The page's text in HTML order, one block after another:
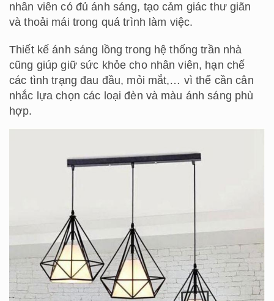
nhân viên có đủ ánh sáng, tạo cảm giác thư giãn
và thoải mái trong quá trình làm việc.
Thiết kế ánh sáng lồng trong hệ thống trần nhà
cũng giúp giữ sức khỏe cho nhân viên, hạn chế
các tình trạng đau đầu, mỏi mắt,… vì thế cần cân
nhắc lựa chọn các loại đèn và màu ánh sáng phù
hợp.